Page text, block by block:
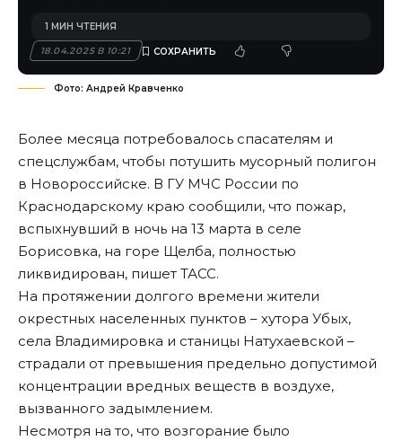
18.04.2025 В 10:21
1 МИН ЧТЕНИЯ
Фото: Андрей Кравченко
Более месяца потребовалось спасателям и
спецслужбам, чтобы потушить мусорный полигон
в Новороссийске. В ГУ МЧС России по
Краснодарскому краю сообщили, что пожар,
вспыхнувший в ночь на 13 марта в селе
Борисовка, на горе Щелба, полностью
ликвидирован, пишет ТАСС.
На протяжении долгого времени жители
окрестных населенных пунктов – хутора Убых,
села Владимировка и станицы Натухаевской –
страдали от превышения предельно допустимой
концентрации вредных веществ в воздухе,
вызванного задымлением.
Несмотря на то, что возгорание было